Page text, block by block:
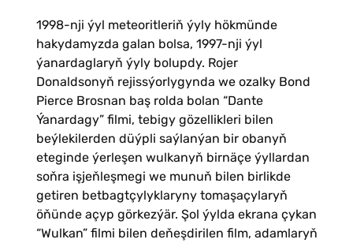
1998-nji ýyl meteoritleriň ýyly hökmünde
hakydamyzda galan bolsa, 1997-nji ýyl
ýanardaglaryň ýyly bolupdy. Rojer
Donaldsonyň rejissýorlygynda we ozalky Bond
Pierce Brosnan baş rolda bolan “Dante
Ýanardagy” filmi, tebigy gözellikleri bilen
beýlekilerden düýpli saýlanýan bir obanyň
eteginde ýerleşen wulkanyň birnäçe ýyllardan
soňra işjeňleşmegi we munuň bilen birlikde
getiren betbagtçylyklaryny tomaşaçylaryň
öňünde açyp görkezýär. Şol ýylda ekrana çykan
“Wulkan” filmi bilen deňeşdirilen film, adamlaryň